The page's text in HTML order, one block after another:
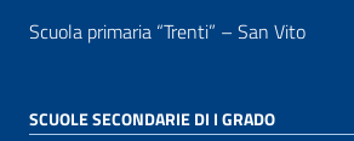
Scuola primaria “Trenti” – San Vito
SCUOLE SECONDARIE DI I GRADO